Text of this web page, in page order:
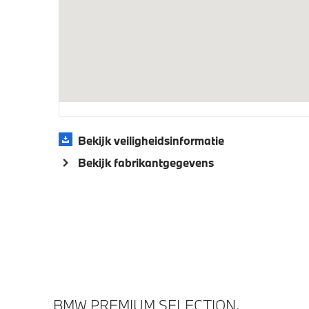
Bekijk veiligheidsinformatie
Bekijk fabrikantgegevens
BMW PREMIUM SELECTION.